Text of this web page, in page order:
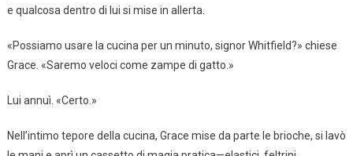
e qualcosa dentro di lui si mise in allerta.
«Possiamo usare la cucina per un minuto, signor Whitfield?» chiese
Grace. «Saremo veloci come zampe di gatto.»
Lui annuì. «Certo.»
Nell’intimo tepore della cucina, Grace mise da parte le brioche, si lavò